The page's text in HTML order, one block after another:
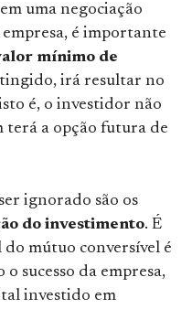
uma negociação
é importante
mínimo de
irá resultar no
é, o investidor não
terá a opção futura de
ignorado são os
do investimento. É
mútuo conversível é
sucesso da empresa,
investido em